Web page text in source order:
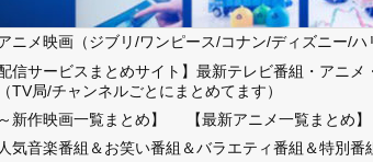
アニメ映画（ジブリ/ワンピース/コナン/ディズニー/ハ
配信サービスまとめサイト】最新テレビ番組・アニ
TV局/チャンネルごとにまとめてます）
新作映画一覧まとめ】
【最新アニメ一覧まとめ】
人気音楽番組＆お笑い番組＆バラエティ番組＆特別番